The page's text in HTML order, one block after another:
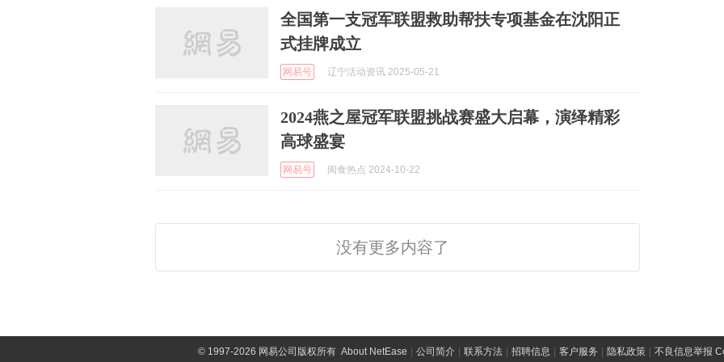
全国第一支冠军联盟救助帮扶专项基金在沈阳正
式挂牌成立
网易号 辽宁活动资讯 2025-05-21
2024燕之屋冠军联盟挑战赛盛大启幕，演绎精彩
高球盛宴
网易号 闽食热点 2024-10-22
没有更多内容了
©1997-2026 网易公司版权所有 About NetEase 公司简介 联系方法 招聘信息 客户服务 隐私政策 不良信息举报